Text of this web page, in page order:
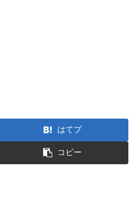
はてブ
コピー